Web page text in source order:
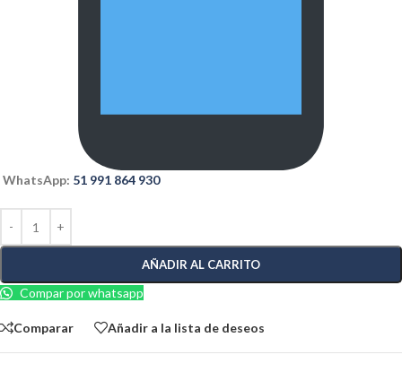
WhatsApp: 51 991 864 930
AÑADIR AL CARRITO
Compar por whatsapp
Comparar Añadir a la lista de deseos